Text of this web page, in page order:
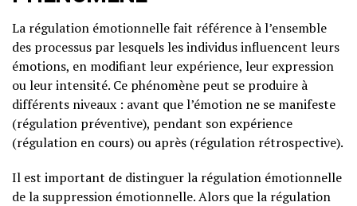
La régulation émotionnelle fait référence à l’ensemble
des processus par lesquels les individus influencent leurs
émotions, en modifiant leur expérience, leur expression
ou leur intensité. Ce phénomène peut se produire à
différents niveaux : avant que l’émotion ne se manifeste
(régulation préventive), pendant son expérience
(régulation en cours) ou après (régulation rétrospective).
Il est important de distinguer la régulation émotionnelle
de la suppression émotionnelle. Alors que la régulation